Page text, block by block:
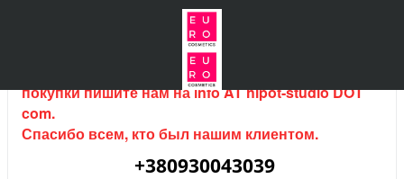
Интернет магазин (данный сайт) продается, для
покупки пишите нам наinfo AT hipot-studio DOT
com.
Спасибо всем, кто был нашим клиентом.
+380930043039